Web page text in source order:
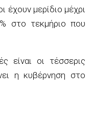
έχουν μερίδιο μέχρι
στο τεκμήριο που
είναι οι τέσσερις
η κυβέρνηση στο